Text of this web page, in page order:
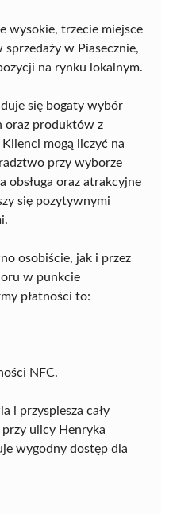
wysokie, trzecie miejsce
w Piasecznie,
na rynku lokalnym.
się bogaty wybór
oraz produktów z
mogą liczyć na
przy wyborze
obsługa oraz atrakcyjne
się pozytywnymi
osobiście, jak i przez
w punkcie
płatności to:
NFC.
i przyspiesza cały
ulicy Henryka
wygodny dostęp dla